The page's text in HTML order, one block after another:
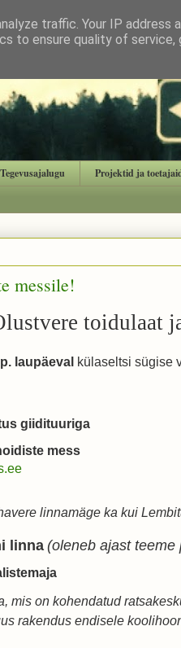
Tegevusajalugu Projektid ja
messile!
toidulaat
laupäeval külaseltsi sügise
giidituuriga
mess
linnamäge ka kui
linna(oleneb ajast teeme
mis on kohendatud
rakendus endisele
traffic. Your IP address
to ensure quality of service,